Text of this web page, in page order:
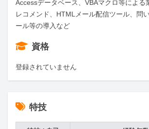
Accessデータベース、VBAマクロ等による
レコメンド、HTMLメール配信ツール、問
ール等の導入など
資格
登録されていません
特技